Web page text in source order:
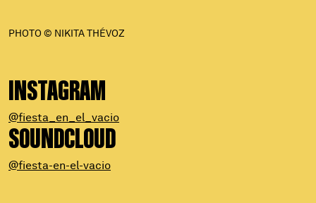
PHOTO © NIKITA THÉVOZ
INSTAGRAM
@fiesta_en_el_vacio
SOUNDCLOUD
@fiesta-en-el-vacio